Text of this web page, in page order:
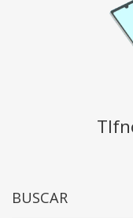
BUSCAR